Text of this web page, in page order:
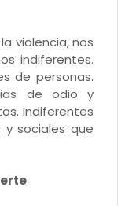
violencia, nos
indiferentes.
de personas.
de odio y
Indiferentes
y sociales que